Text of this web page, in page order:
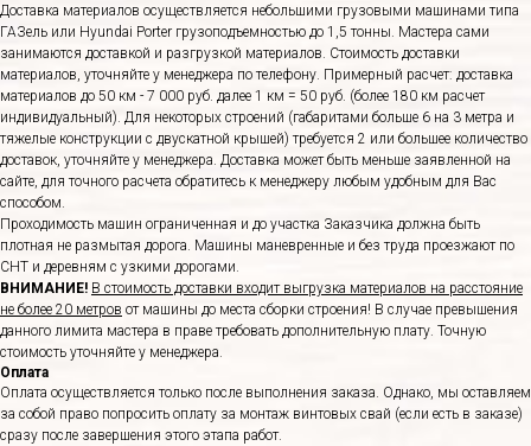
Доставка материалов осуществляется небольшими грузовыми машинами типа
ГАЗель или Hyundai Porter грузоподъемностью до 1,5 тонны. Мастера сами
занимаются доставкой и разгрузкой материалов. Стоимость доставки
материалов, уточняйте у менеджера по телефону. Примерный расчет: доставка
материалов до 50 км - 7 000 руб. далее 1 км = 50 руб. (более 180 км расчет
индивидуальный). Для некоторых строений (габаритами больше 6 на 3 метра и
тяжелые конструкции с двускатной крышей) требуется 2 или большее количество
доставок, уточняйте у менеджера. Доставка может быть меньше заявленной на
сайте, для точного расчета обратитесь к менеджеру любым удобным для Вас
способом.
Проходимость машин ограниченная и до участка Заказчика должна быть
плотная не размытая дорога. Машины маневренные и без труда проезжают по
СНТ и деревням с узкими дорогами.
ВНИМАНИЕ! В стоимость доставки входит выгрузка материалов на расстояние
не более 20 метров от машины до места сборки строения! В случае превышения
данного лимита мастера в праве требовать дополнительную плату. Точную
стоимость уточняйте у менеджера.
Оплата
Оплата осуществляется только после выполнения заказа. Однако, мы оставляем
за собой право попросить оплату за монтаж винтовых свай (если есть в заказе)
сразу после завершения этого этапа работ.